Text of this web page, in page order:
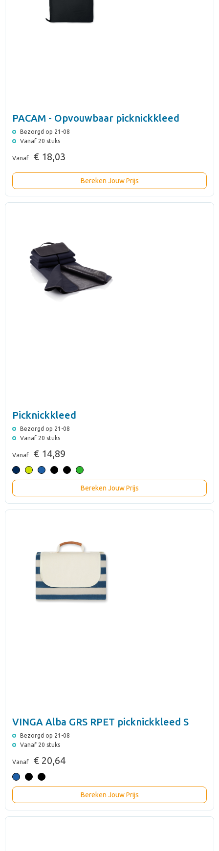
PACAM - Opvouwbaar picknickkleed
Bezorgd op 21-08
Vanaf 20 stuks
Vanaf € 18,03
Bereken Jouw Prijs
Picknickkleed
Bezorgd op 21-08
Vanaf 20 stuks
Vanaf € 14,89
Bereken Jouw Prijs
VINGA Alba GRS RPET picknickkleed S
Bezorgd op 21-08
Vanaf 20 stuks
Vanaf € 20,64
Bereken Jouw Prijs